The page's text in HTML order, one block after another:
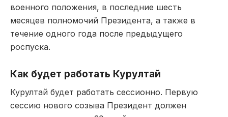
военного положения, в последние шесть
месяцев полномочий Президента, а также в
течение одного года после предыдущего
роспуска.
Как будет работать Курултай
Курултай будет работать сессионно. Первую
сессию нового созыва Президент должен